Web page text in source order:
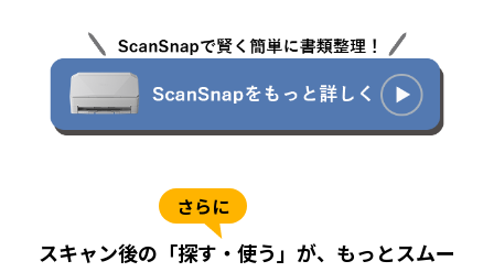
さらに
スキャン後の「探す・使う」が、もっとスムー